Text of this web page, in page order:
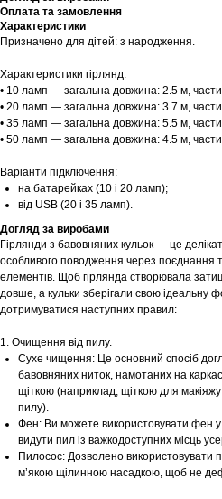
Оплата та замовлення
Характеристики
Призначено для дітей: з народження.
Характеристики гірлянд:
• 10 ламп — загальна довжина: 2.5 м,
• 20 ламп — загальна довжина: 3.7 м,
• 35 ламп — загальна довжина: 5.5 м,
• 50 ламп — загальна довжина: 4.5 м,
Варіанти підключення:
на батарейках (10 і 20 ламп);
від USB (20 і 35 ламп).
Догляд за виробами
Гірлянди з бавовняних кульок — це
особливого поводження через поєднання
елементів. Щоб гірлянда створювала
довше, а кульки зберігали свою ідеальну
дотримуватися наступних правил:
1. Очищення від пилу.
Сухе чищення: Це основний спосіб
бавовняних ниток, намотаних на
щіткою (наприклад, щіткою для
пилу).
Фен: Ви можете використовувати фен
видути пил із важкодоступних місць
Пилосос: Дозволено використовувати
м’якою щілинною насадкою, щоб не